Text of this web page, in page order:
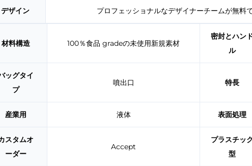
デザイン プロフェッショナルなデザイナーチームが無料
材料構造 100％食品 gradeの未使用新規素材
密封とハン
ル
ッグタイ
プ
噴出口 特長
産業用 液体 表面処理
スタムオ
ーダー
Accept
プラスチック
型